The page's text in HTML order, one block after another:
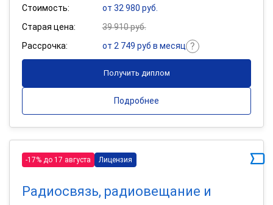
Стоимость:
от 32 980 руб.
Старая цена:
39 910 руб.
Рассрочка:
от 2 749 руб в месяц
Получить диплом
Подробнее
-17% до 17 августа Лицензия
Радиосвязь, радиовещание и